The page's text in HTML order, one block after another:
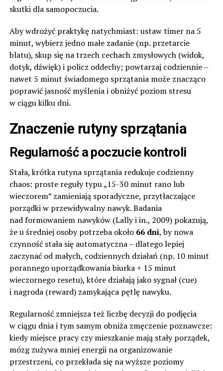
skutki dla samopoczucia.
Aby wdrożyć praktykę natychmiast: ustaw timer na 5
minut, wybierz jedno małe zadanie (np. przetarcie
blatu), skup się na trzech cechach zmysłowych (widok,
dotyk, dźwięk) i policz oddechy; powtarzaj codziennie –
nawet 5 minut świadomego sprzątania może znacząco
poprawić jasność myślenia i obniżyć poziom stresu
w ciągu kilku dni.
Znaczenie rutyny sprzątania
Regularność a poczucie kontroli
Stała, krótka rutyna sprzątania redukuje codzienny
chaos: proste reguły typu „15-30 minut rano lub
wieczorem” zamieniają sporadyczne, przytłaczające
porządki w przewidywalny nawyk. Badania
nad formowaniem nawyków (Lally i in., 2009) pokazują,
że u średniej osoby potrzeba około 66 dni, by nowa
czynność stała się automatyczna – dlatego lepiej
zaczynać od małych, codziennych działań (np. 10 minut
porannego uporządkowania biurka + 15 minut
wieczornego resetu), które działają jako sygnał (cue)
i nagroda (reward) zamykająca pętlę nawyku.
Regularność zmniejsza też liczbę decyzji do podjęcia
w ciągu dnia i tym samym obniża zmęczenie poznawcze:
kiedy miejsce pracy czy mieszkanie mają stały porządek,
mózg zużywa mniej energii na organizowanie
przestrzeni, co przekłada się na wyższe poziomy